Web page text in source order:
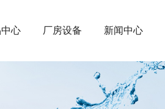
心 厂房设备 新闻中心